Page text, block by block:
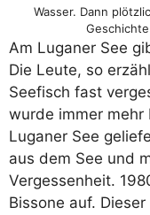
Wasser. Dann
Am Luganer See
Die Leute, so
Seefisch fast
wurde immer mehr
Luganer See
aus dem See und
Vergessenheit.
Bissone auf.